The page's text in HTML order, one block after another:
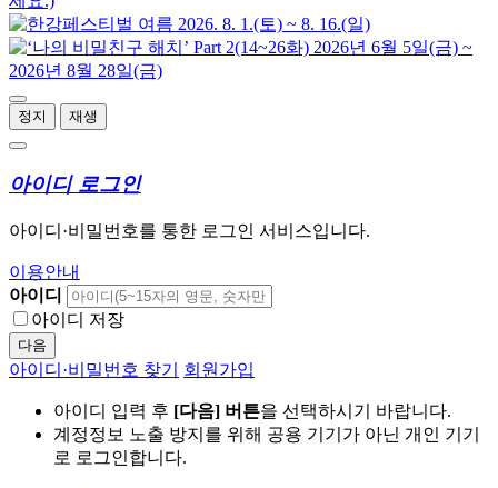
정지 재생
아이디 로그인
아이디·비밀번호를 통한 로그인 서비스입니다.
이용안내
아이디
아이디 저장
다음
아이디·비밀번호 찾기 회원가입
아이디 입력 후 [다음] 버튼을 선택하시기 바랍니다.
계정정보 노출 방지를 위해 공용 기기가 아닌 개인 기기
로 로그인합니다.